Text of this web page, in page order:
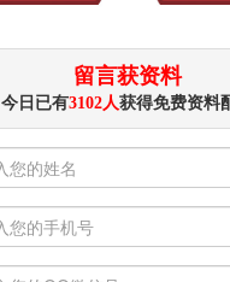
留言获资料
今日已有3102人获得免费资料